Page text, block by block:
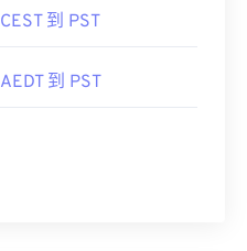
CEST 到 PST
AEDT 到 PST